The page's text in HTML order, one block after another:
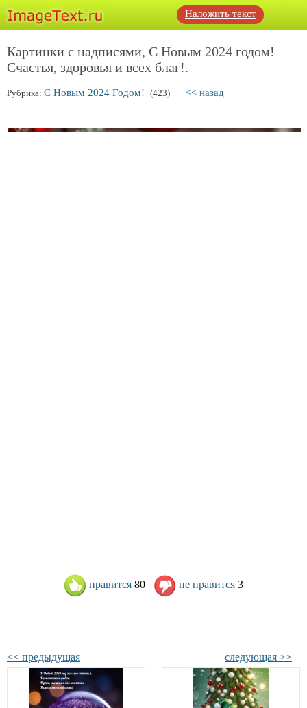
Наложить текст
Картинки с надписями, С Новым 2024 годом!
Счастья, здоровья и всех благ!.
Рубрика: С Новым 2024 Годом! (423) << назад
нравится 80 не нравится 3
<< предыдущая следующая >>